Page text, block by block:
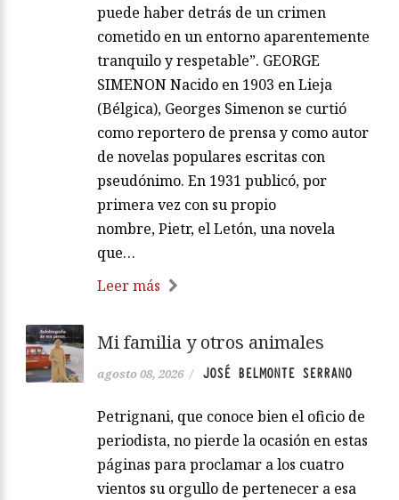
puede haber detrás de un crimen
cometido en un entorno aparentemente
tranquilo y respetable”. GEORGE
SIMENON Nacido en 1903 en Lieja
(Bélgica), Georges Simenon se curtió
como reportero de prensa y como autor
de novelas populares escritas con
pseudónimo. En 1931 publicó, por
primera vez con su propio
nombre, Pietr, el Letón, una novela
que…
Leer más
Mi familia y otros animales
agosto 08, 2026 / JOSÉ BELMONTE SERRANO
Petrignani, que conoce bien el oficio de
periodista, no pierde la ocasión en estas
páginas para proclamar a los cuatro
vientos su orgullo de pertenecer a esa